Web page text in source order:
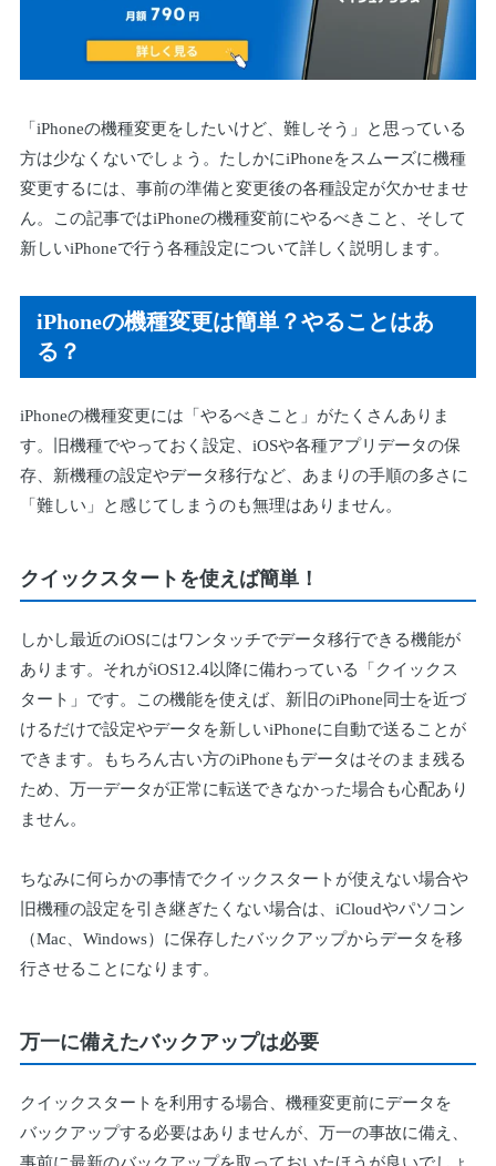
「iPhoneの機種変更をしたいけど、難しそう」と思っている
方は少なくないでしょう。たしかにiPhoneをスムーズに機種
変更するには、事前の準備と変更後の各種設定が欠かせませ
ん。この記事ではiPhoneの機種変前にやるべきこと、そして
新しいiPhoneで行う各種設定について詳しく説明します。
iPhoneの機種変更は簡単？やることはあ
る？
iPhoneの機種変更には「やるべきこと」がたくさんありま
す。旧機種でやっておく設定、iOSや各種アプリデータの保
存、新機種の設定やデータ移行など、あまりの手順の多さに
「難しい」と感じてしまうのも無理はありません。
クイックスタートを使えば簡単！
しかし最近のiOSにはワンタッチでデータ移行できる機能が
あります。それがiOS12.4以降に備わっている「クイックス
タート」です。この機能を使えば、新旧のiPhone同士を近づ
けるだけで設定やデータを新しいiPhoneに自動で送ることが
できます。もちろん古い方のiPhoneもデータはそのまま残る
ため、万一データが正常に転送できなかった場合も心配あり
ません。
ちなみに何らかの事情でクイックスタートが使えない場合や
旧機種の設定を引き継ぎたくない場合は、iCloudやパソコン
（Mac、Windows）に保存したバックアップからデータを移
行させることになります。
万一に備えたバックアップは必要
クイックスタートを利用する場合、機種変更前にデータを
バックアップする必要はありませんが、万一の事故に備え、
事前に最新のバックアップを取っておいたほうが良いでしょ